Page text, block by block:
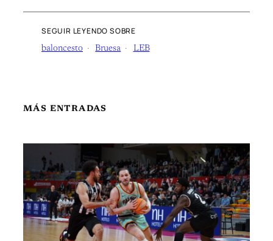
SEGUIR LEYENDO SOBRE
baloncesto Bruesa LEB
MÁS ENTRADAS